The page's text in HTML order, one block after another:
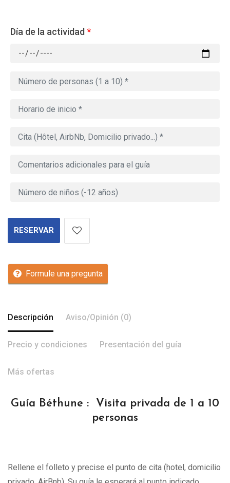
Día de la actividad *
RESERVAR
Formule una pregunta
Descripción Aviso/Opinión (0)
Precio y condiciones Presentación del guía
Más ofertas
Guía Béthune : Visita privada de 1 a 10
personas
Rellene el folleto y precise el punto de cita (hotel, domicilio